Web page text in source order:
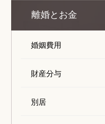
離婚とお金
婚姻費用
財産分与
別居